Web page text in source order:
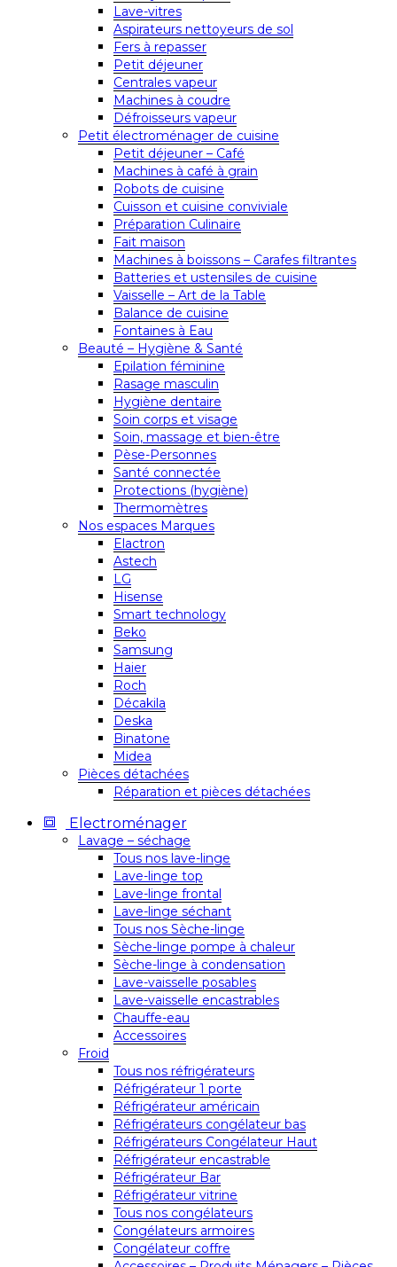
Lave-vitres
Aspirateurs nettoyeurs de sol
Fers à repasser
Petit déjeuner
Centrales vapeur
Machines à coudre
Défroisseurs vapeur
Petit électroménager de cuisine
Petit déjeuner – Café
Machines à café à grain
Robots de cuisine
Cuisson et cuisine conviviale
Préparation Culinaire
Fait maison
Machines à boissons – Carafes filtrantes
Batteries et ustensiles de cuisine
Vaisselle – Art de la Table
Balance de cuisine
Fontaines à Eau
Beauté – Hygiène & Santé
Epilation féminine
Rasage masculin
Hygiène dentaire
Soin corps et visage
Soin, massage et bien-être
Pèse-Personnes
Santé connectée
Protections (hygiène)
Thermomètres
Nos espaces Marques
Elactron
Astech
LG
Hisense
Smart technology
Beko
Samsung
Haier
Roch
Décakila
Deska
Binatone
Midea
Pièces détachées
Réparation et pièces détachées
Electroménager
Lavage – séchage
Tous nos lave-linge
Lave-linge top
Lave-linge frontal
Lave-linge séchant
Tous nos Sèche-linge
Sèche-linge pompe à chaleur
Sèche-linge à condensation
Lave-vaisselle posables
Lave-vaisselle encastrables
Chauffe-eau
Accessoires
Froid
Tous nos réfrigérateurs
Réfrigérateur 1 porte
Réfrigérateur américain
Réfrigérateurs congélateur bas
Réfrigérateurs Congélateur Haut
Réfrigérateur encastrable
Réfrigérateur Bar
Réfrigérateur vitrine
Tous nos congélateurs
Congélateurs armoires
Congélateur coffre